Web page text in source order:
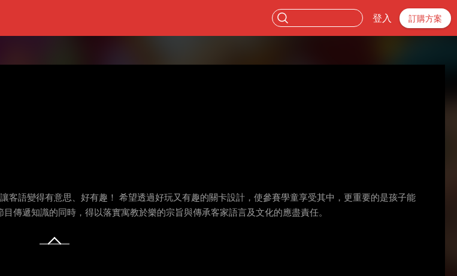
登入 訂購方案
語變得有意思、好有趣！ 希望透過好玩又有趣的關卡設計，使參賽學童享受其中，更重要的是孩子能
傳遞知識的同時，得以落實寓教於樂的宗旨與傳承客家語言及文化的應盡責任。